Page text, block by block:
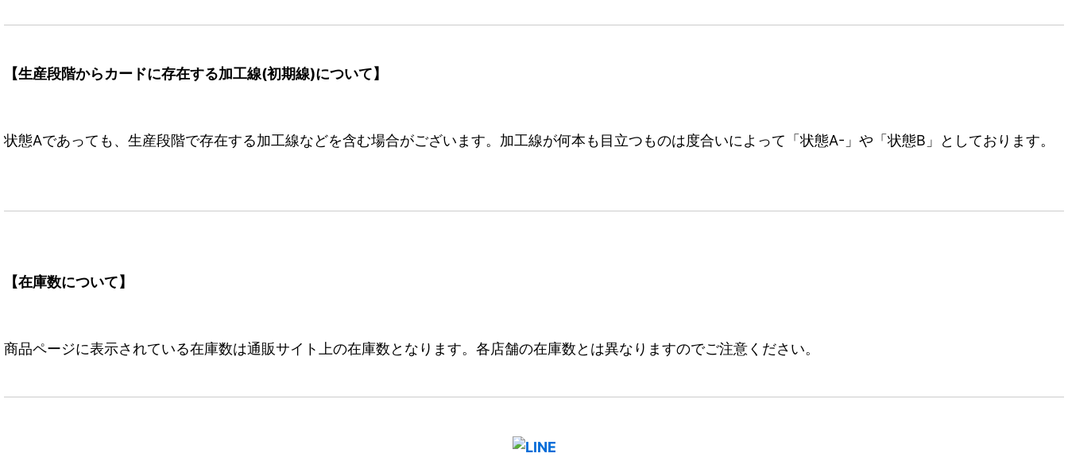
【生産段階からカードに存在する加工線(初期線)について】
状態Aであっても、生産段階で存在する加工線などを含む場合がございます。加工線が何本も目立つものは度合いによって「状態A-」や「状態B」としております。
【在庫数について】
商品ページに表示されている在庫数は通販サイト上の在庫数となります。各店舗の在庫数とは異なりますのでご注意ください。